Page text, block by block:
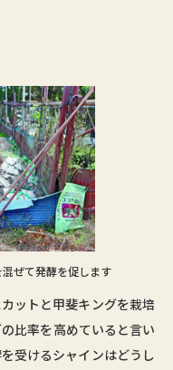
ぜて発酵を促します
ットと甲斐キングを栽培
比率を高めていると言い
受けるシャインはどうし